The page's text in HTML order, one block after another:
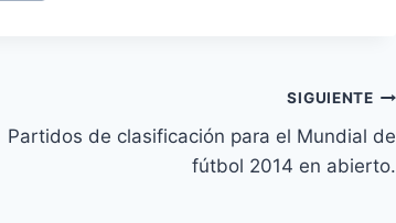
SIGUIENTE
Partidos de clasificación para el Mundial de
fútbol 2014 en abierto.